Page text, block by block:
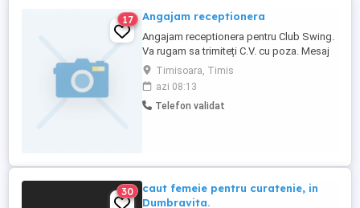
17 Angajam receptionera
Angajam receptionera pentru Club Swing.
Va rugam sa trimiteți C.V. cu poza. Mesaj
pe wattsap.
Timisoara, Timis
azi 08:13
Telefon validat
30
caut femeie pentru curatenie, in
Dumbravita.